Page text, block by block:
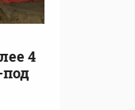
4
под